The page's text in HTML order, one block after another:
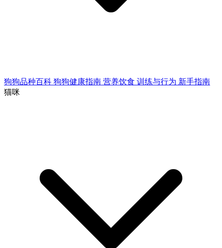
狗狗品种百科 狗狗健康指南 营养饮食 训练与行为 新手指南
猫咪